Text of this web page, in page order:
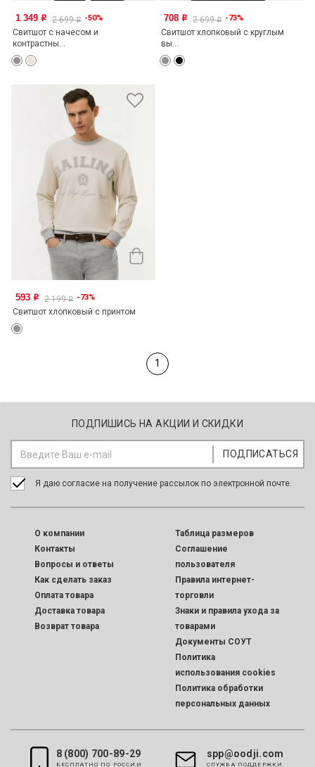
1 349 o 2 699o -50%
Свитшот с начесом и
контрастны...
708 o 2 699o -73%
Свитшот хлопковый с круглым
вы...
593 o 2 199o -73%
Свитшот хлопковый с принтом
1
ПОДПИШИСЬ НА АКЦИИ И СКИДКИ
Я даю согласие на получение рассылок по электронной почте.
O компании
Контакты
Вопросы и ответы
Как сделать заказ
Оплата товара
Доставка товара
Возврат товара
Таблица размеров
Соглашение
пользователя
Правила интернет-
торговли
Знаки и правила ухода за
товарами
Документы СОУТ
Политика
использования cookies
Политика обработки
персональных данных
8 (800) 700-89-29
БЕСПЛАТНО ПО РОССИИ
spp@oodji.com
CЛУЖБА ПОДДЕРЖКИ